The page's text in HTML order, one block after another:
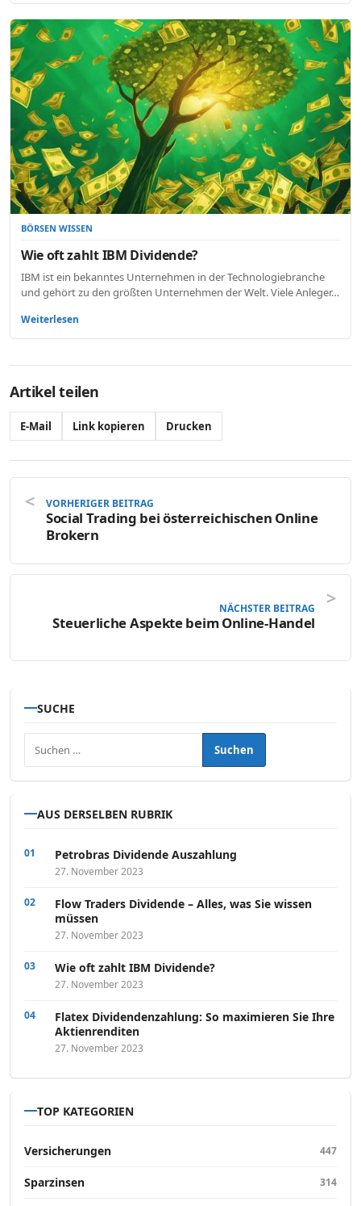
BÖRSEN WISSEN
Wie oft zahlt IBM Dividende?
IBM ist ein bekanntes Unternehmen in der Technologiebranche
und gehört zu den größten Unternehmen der Welt. Viele Anleger…
Weiterlesen
Artikel teilen
E-Mail Link kopieren Drucken
VORHERIGER BEITRAG
Social Trading bei österreichischen Online
Brokern
NÄCHSTER BEITRAG
Steuerliche Aspekte beim Online-Handel
SUCHE
AUS DERSELBEN RUBRIK
Petrobras Dividende Auszahlung
27. November 2023
Flow Traders Dividende – Alles, was Sie wissen
müssen
27. November 2023
Wie oft zahlt IBM Dividende?
27. November 2023
Flatex Dividendenzahlung: So maximieren Sie Ihre
Aktienrenditen
27. November 2023
TOP KATEGORIEN
Versicherungen 447
Sparzinsen 314